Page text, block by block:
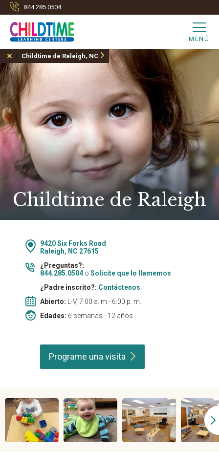
844.285.0504
MENÚ
Childtime de Raleigh, NC
Childtime de Raleigh
9420 Six Forks Road
Raleigh, NC 27615
¿Preguntas?:
844.285.0504 o Solicite que lo llamemos
¿Padre inscrito?: Contáctenos
Abierto: L-V, 7:00 a. m.- 6:00 p. m.
Edades: 6 semanas - 12 años
Programe unavisita